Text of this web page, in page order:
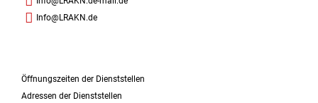
Info@LRAKN.de
Öffnungszeiten der Dienststellen
Adressen der Dienststellen